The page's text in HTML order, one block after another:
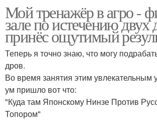
Мой тренажёр в агро -
зале по истечению двух
принёс ощутимый
Теперь я точно знаю, что могу
дров.
Во время занятия этим увлекательным
ум пришло вот что:
"Куда там Японскому Нинзе Против
Топором"